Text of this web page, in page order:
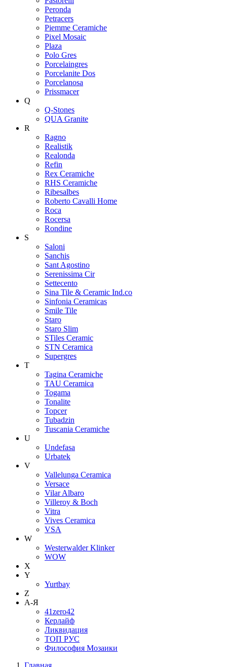
Peronda
Petracers
Piemme Ceramiche
Pixel Mosaic
Plaza
Polo Gres
Porcelaingres
Porcelanite Dos
Porcelanosa
Prissmacer
Q
Q-Stones
QUA Granite
R
Ragno
Realistik
Realonda
Refin
Rex Ceramiche
RHS Ceramiche
Ribesalbes
Roberto Cavalli Home
Roca
Rocersa
Rondine
S
Saloni
Sanchis
Sant Agostino
Serenissima Cir
Settecento
Sina Tile & Ceramic Ind.co
Sinfonia Ceramicas
Smile Tile
Staro
Staro Slim
STiles Ceramic
STN Ceramica
Supergres
T
Tagina Ceramiche
TAU Ceramica
Togama
Tonalite
Topcer
Tubadzin
Tuscania Ceramiche
U
Undefasa
Urbatek
V
Vallelunga Ceramica
Versace
Vilar Albaro
Villeroy & Boch
Vitra
Vives Ceramica
VSA
W
Westerwalder Klinker
WOW
X
Y
Yurtbay
Z
А-Я
41zero42
Керлайф
Ликвидация
ТОП РУС
Философия Мозаики
Главная